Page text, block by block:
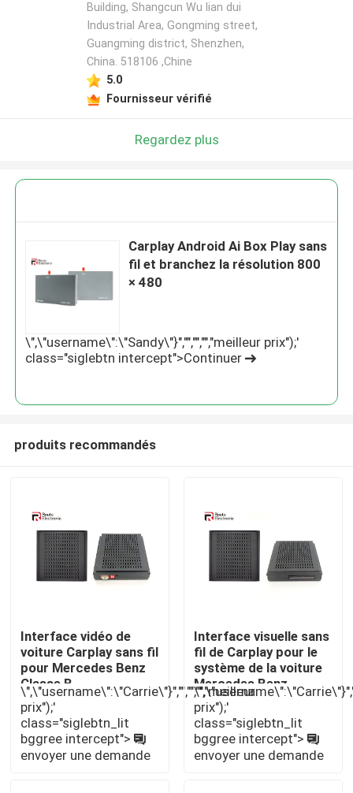
Aperçu
Produits
Building, Shangcun Wu lian dui
Industrial Area, Gongming street,
Guangming district, Shenzhen,
China. 518106 ,Chine
5.0
Fournisseur vérifié
Regardez plus
Carplay Android Ai Box Play sans
fil et branchez la résolution 800
× 480
\",\"username\":\"Sandy\"}","","","","meilleur prix");'
class="siglebtn intercept">Continuer
produits recommandés
Interface vidéo de
voiture Carplay sans fil
pour Mercedes Benz
Classe B
\",\"username\":\"Carrie\"}","","","","meilleur
prix");'
class="siglebtn_lit
bggree intercept">
envoyer une demande
Interface visuelle sans
fil de Carplay pour le
système de la voiture
Mercedes Benz
NTG4.5
prix");'
class="siglebtn_lit
bggree intercept">
envoyer une demande